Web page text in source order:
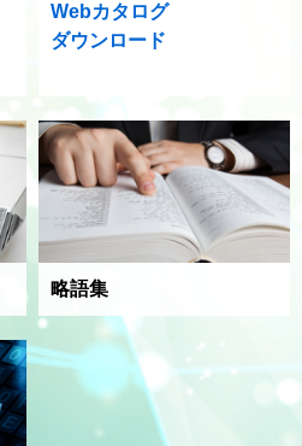
Webカタログ
ダウンロード
略語集